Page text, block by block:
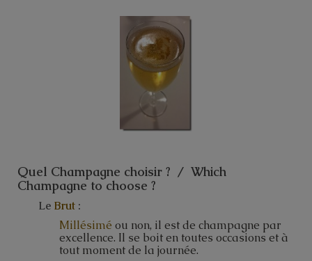
Quel Champagne choisir ? / Which
Champagne to choose ?
Le Brut :
Millésimé ou non, il est de champagne par
excellence. Il se boit en toutes occasions et à
tout moment de la journée.